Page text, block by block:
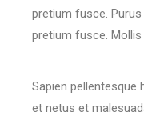
pretium fusce.
pretium fusce.
Sapien
et netus et